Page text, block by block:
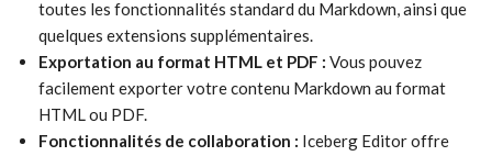
toutes les fonctionnalités standard du Markdown, ainsi que
quelques extensions supplémentaires.
Exportation au format HTML et PDF : Vous pouvez
facilement exporter votre contenu Markdown au format
HTML ou PDF.
Fonctionnalités de collaboration : Iceberg Editor offre